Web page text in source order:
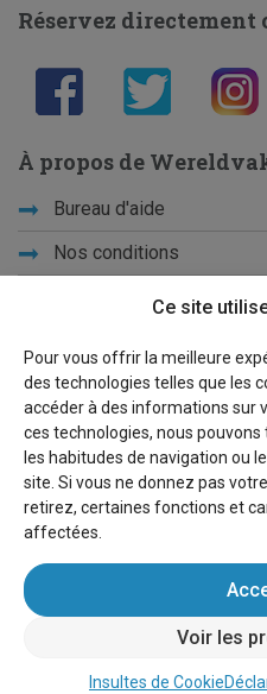
Ce site
Pour vous offrir la meilleure
des technologies telles que les
accéder à des informations sur
ces technologies, nous
les habitudes de navigation ou
site. Si vous ne donnez pas
retirez, certaines fonctions et
affectées.
Voir les
Insultes de Cookie
Réservez
À propos de
Bureau d'aide
Nos conditions
Vacances d'école
Qui sommes-nous ?
Privacy
Liens
Plan du site